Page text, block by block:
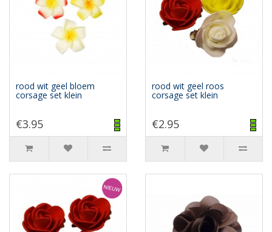
rood wit geel bloem
corsage set klein
€3.95
rood wit geel roos
corsage set klein
€2.95